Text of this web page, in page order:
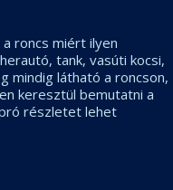
roncs miért ilyen
tank, vasúti kocsi,
mindig látható a roncson,
keresztül bemutatni a
részletet lehet